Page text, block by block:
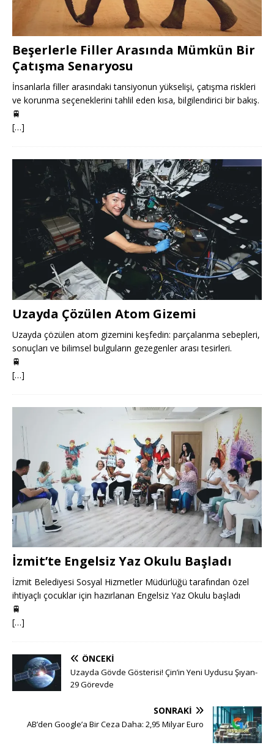
Beşerlerle Filler Arasında Mümkün Bir
Çatışma Senaryosu
İnsanlarla filler arasındaki tansiyonun yükselişi, çatışma riskleri
ve korunma seçeneklerini tahlil eden kısa, bilgilendirici bir bakış.
🚆
[…]
Uzayda Çözülen Atom Gizemi
Uzayda çözülen atom gizemini keşfedin: parçalanma sebepleri,
sonuçları ve bilimsel bulguların gezegenler arası tesirleri.
🚆
[…]
İzmit’te Engelsiz Yaz Okulu Başladı
İzmit Belediyesi Sosyal Hizmetler Müdürlüğü tarafından özel
ihtiyaçlı çocuklar için hazırlanan Engelsiz Yaz Okulu başladı
🚆
[…]
ÖNCEKI
Uzayda Gövde Gösterisi! Çin’in Yeni Uydusu Şıyan-
29 Görevde
SONRAKI
AB’den Google’a Bir Ceza Daha: 2,95 Milyar Euro